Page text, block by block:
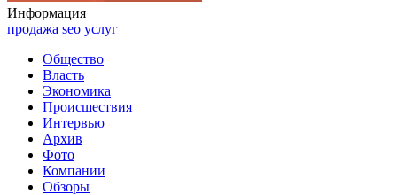
Информация
продажа seo услуг
Общество
Власть
Экономика
Происшествия
Интервью
Архив
Фото
Компании
Обзоры